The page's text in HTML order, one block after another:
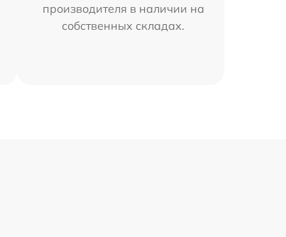
производителя в наличии на
собственных складах.